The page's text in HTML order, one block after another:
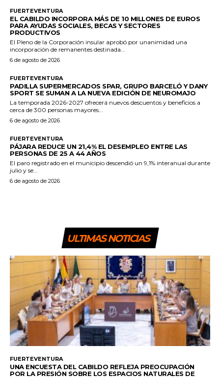
FUERTEVENTURA
EL CABILDO INCORPORA MÁS DE 10 MILLONES DE EUROS
PARA AYUDAS SOCIALES, BECAS Y SECTORES
PRODUCTIVOS
El Pleno de la Corporación insular aprobó por unanimidad una
incorporación de remanentes destinada...
6 de agosto de 2026
FUERTEVENTURA
PADILLA SUPERMERCADOS SPAR, GRUPO BARCELÓ Y DANY
SPORT SE SUMAN A LA NUEVA EDICIÓN DE NEUROMAJO
La temporada 2026-2027 ofrecerá nuevos descuentos y beneficios a
cerca de 300 personas mayores...
6 de agosto de 2026
FUERTEVENTURA
PÁJARA REDUCE UN 21,4% EL DESEMPLEO ENTRE LAS
PERSONAS DE 25 A 44 AÑOS
El paro registrado en el municipio descendió un 9,1% interanual durante
julio y se...
6 de agosto de 2026
ULTIMAS NOTICIAS
FUERTEVENTURA
UNA ENCUESTA DEL CABILDO REFLEJA PREOCUPACIÓN
POR LA PRESIÓN SOBRE LOS ESPACIOS NATURALES DE